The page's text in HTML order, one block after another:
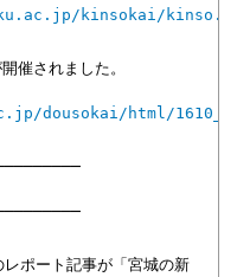
kinsokai/
催されました。
dousokai/html/
ポート記事が「宮城の新